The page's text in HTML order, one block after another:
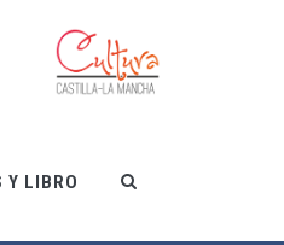
Y LIBRO